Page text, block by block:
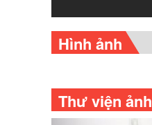
Hình ảnh
Thư viện ảnh